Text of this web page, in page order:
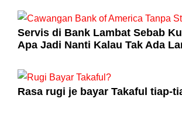
Servis di Bank Lambat Sebab
Apa Jadi Nanti Kalau Tak Ada
Rasa rugi je bayar Takaful tiap-